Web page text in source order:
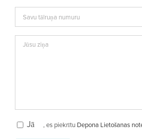
Jā , es piekrītu Depona Lietošanas